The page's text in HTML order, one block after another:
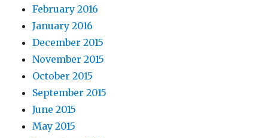
February 2016
January 2016
December 2015
November 2015
October 2015
September 2015
June 2015
May 2015